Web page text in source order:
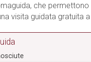
che
visita guidata gratuita